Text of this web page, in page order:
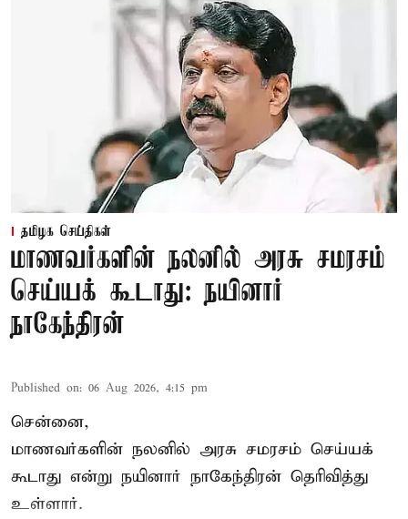
தமிழக செய்திகள்
மாணவர்களின் நலனில் அரசு சமரசம்
செய்யக் கூடாது: நயினார்
நாகேந்திரன்
Published on: 06 Aug 2026, 4:15 pm
சென்னை,
மாணவர்களின் நலனில் அரசு சமரசம் செய்யக்
கூடாது என்று நயினார் நாகேந்திரன் தெரிவித்து
உள்ளார்.